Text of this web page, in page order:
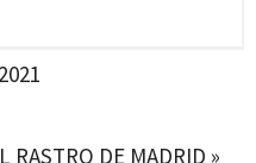
RASTRO DE MADRID »